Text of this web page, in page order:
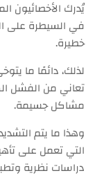
يُدرك الأخصائيون
في السيطرة على
خطيرة.
لذلك، دائمًا ما
تعاني من الفشل
مشاكل جسيمة.
وهذا ما يتم
التي تعمل على
دراسات نظرية